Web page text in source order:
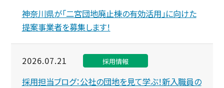
神奈川県が「二宮団地廃止棟の有効活用」に向けた
提案事業者を募集します！
2026.07.21 採用情報
採用担当ブログ：公社の団地を見て学ぶ！新入職員の